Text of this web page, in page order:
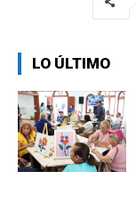
LO ÚLTIMO